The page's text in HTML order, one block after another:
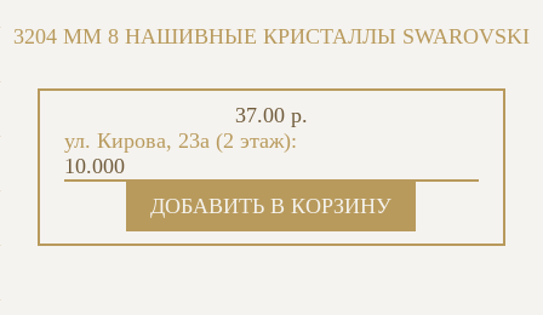
3204 MM 8 НАШИВНЫЕ КРИСТАЛЛЫ SWAROVSKI
ул. Кирова, 23а (2 этаж):
10.000
37.00 р.